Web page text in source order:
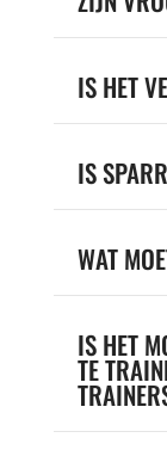
IS HET
IS
WAT
IS HET
TE